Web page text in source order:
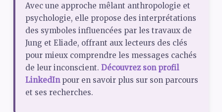
Avec une approche mêlant anthropologie et
psychologie, elle propose des interprétations
des symboles influencées par les travaux de
Jung et Eliade, offrant aux lecteurs des clés
pour mieux comprendre les messages cachés
de leur inconscient. Découvrez son profil
LinkedInpour en savoir plus sur son parcours
et ses recherches.